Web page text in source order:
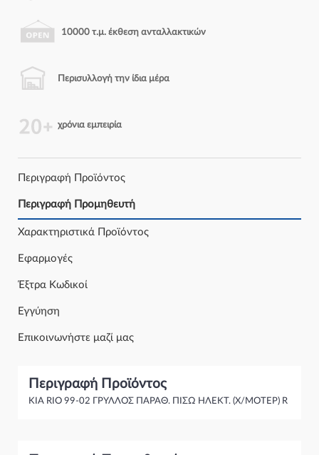
10000 τ.μ. έκθεση ανταλλακτικών
Περισυλλογή την ίδια μέρα
χρόνια εμπειρία
Περιγραφή Προϊόντος
Περιγραφή Προμηθευτή
Χαρακτηριστικά Προϊόντος
Εφαρμογές
Έξτρα Κωδικοί
Εγγύηση
Επικοινωνήστε μαζί μας
Περιγραφή Προϊόντος
KIA RIO 99-02 ΓΡΥΛΛΟΣ ΠΑΡΑΘ. ΠΙΣΩ ΗΛΕΚΤ. (Χ/ΜΟΤΕΡ) R